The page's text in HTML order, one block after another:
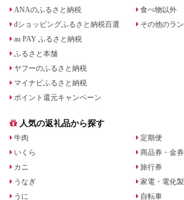
ANAのふるさと納税
dショッピングふるさと納税百選
au PAY ふるさと納税
ふるさと本舗
ヤフーのふるさと納税
マイナビふるさと納税
ポイント還元キャンペーン
食べ物以外
その他のラ
人気の返礼品から探す
牛肉
いくら
カニ
うなぎ
うに
定期便
商品券・金券
旅行券
家電・電化
自転車